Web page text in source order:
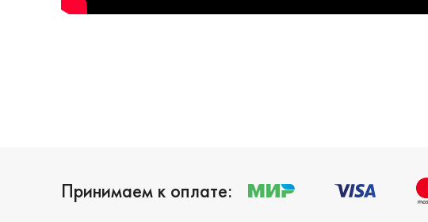
Принимаем к оплате: